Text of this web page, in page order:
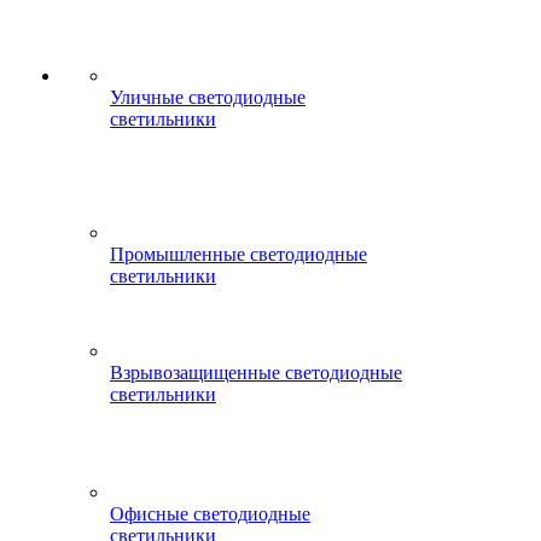
Уличные светодиодные
светильники
Промышленные светодиодные
светильники
Взрывозащищенные светодиодные
светильники
Офисные светодиодные
светильники